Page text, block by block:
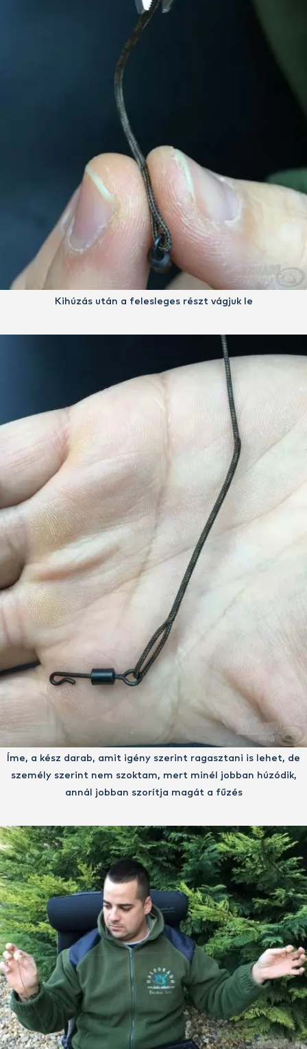
Kihúzás után a felesleges részt vágjuk le
Íme, a kész darab, amit igény szerint ragasztani is lehet, de
személy szerint nem szoktam, mert minél jobban húzódik,
annál jobban szorítja magát a fűzés